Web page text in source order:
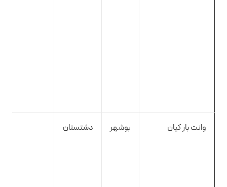
وانت بار کیان بوشهر دشتستان